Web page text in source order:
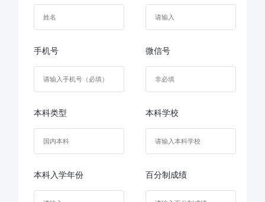
手机号 微信号
本科类型 本科学校
本科入学年份 百分制成绩